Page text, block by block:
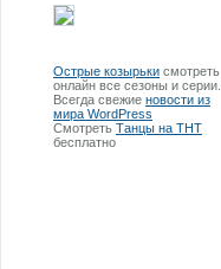
Острые козырьки смотреть
онлайн все сезоны и серии.
Всегда свежие новости из
мира WordPress
Смотреть Танцы на ТНТ
бесплатно